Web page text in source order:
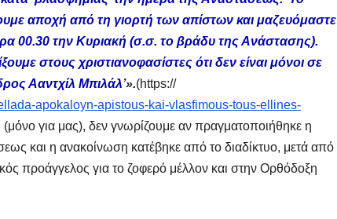
αποχή από τη γιορτή των απίστων και μαζευόμαστε
00.30 την Κυριακή (σ.σ. το βράδυ της Ανάστασης).
στους χριστιανοφασίστες ότι δεν είναι μόνοι σε
Ααντχίλ Μπιλάλ’».(https://
apokaloyn-apistous-kai-vlasfimous-tous-ellines-
για μας), δεν γνωρίζουμε αν πραγματοποιήθηκε η
και η ανακοίνωση κατέβηκε από το διαδίκτυο, μετά από
προάγγελος για το ζοφερό μέλλον και στην Ορθόδοξη